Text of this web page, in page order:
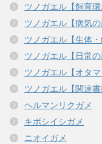
ツノガエル【飼育環
ツノガエル【病気の
ツノガエル【生体・
ツノガエル【日常の
ツノガエル【オタマ
ツノガエル【関連書
ヘルマンリクガメ
キボシイシガメ
ニオイガメ